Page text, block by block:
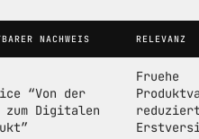
NACHWEIS RELEVANZ
“Von der
zum Digitalen
Fruehe